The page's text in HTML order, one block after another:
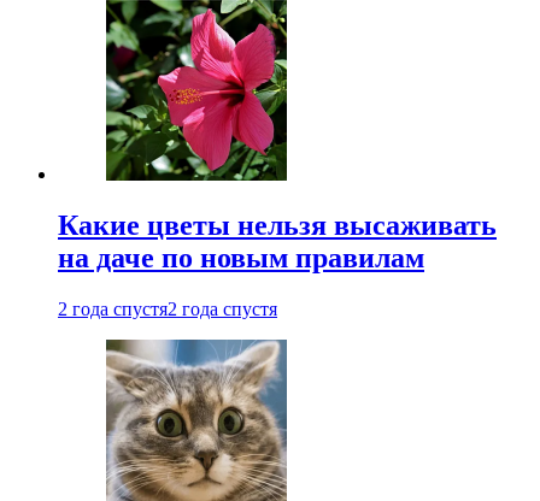
Какие цветы нельзя высаживать
на даче по новым правилам
2 года спустя2 года спустя